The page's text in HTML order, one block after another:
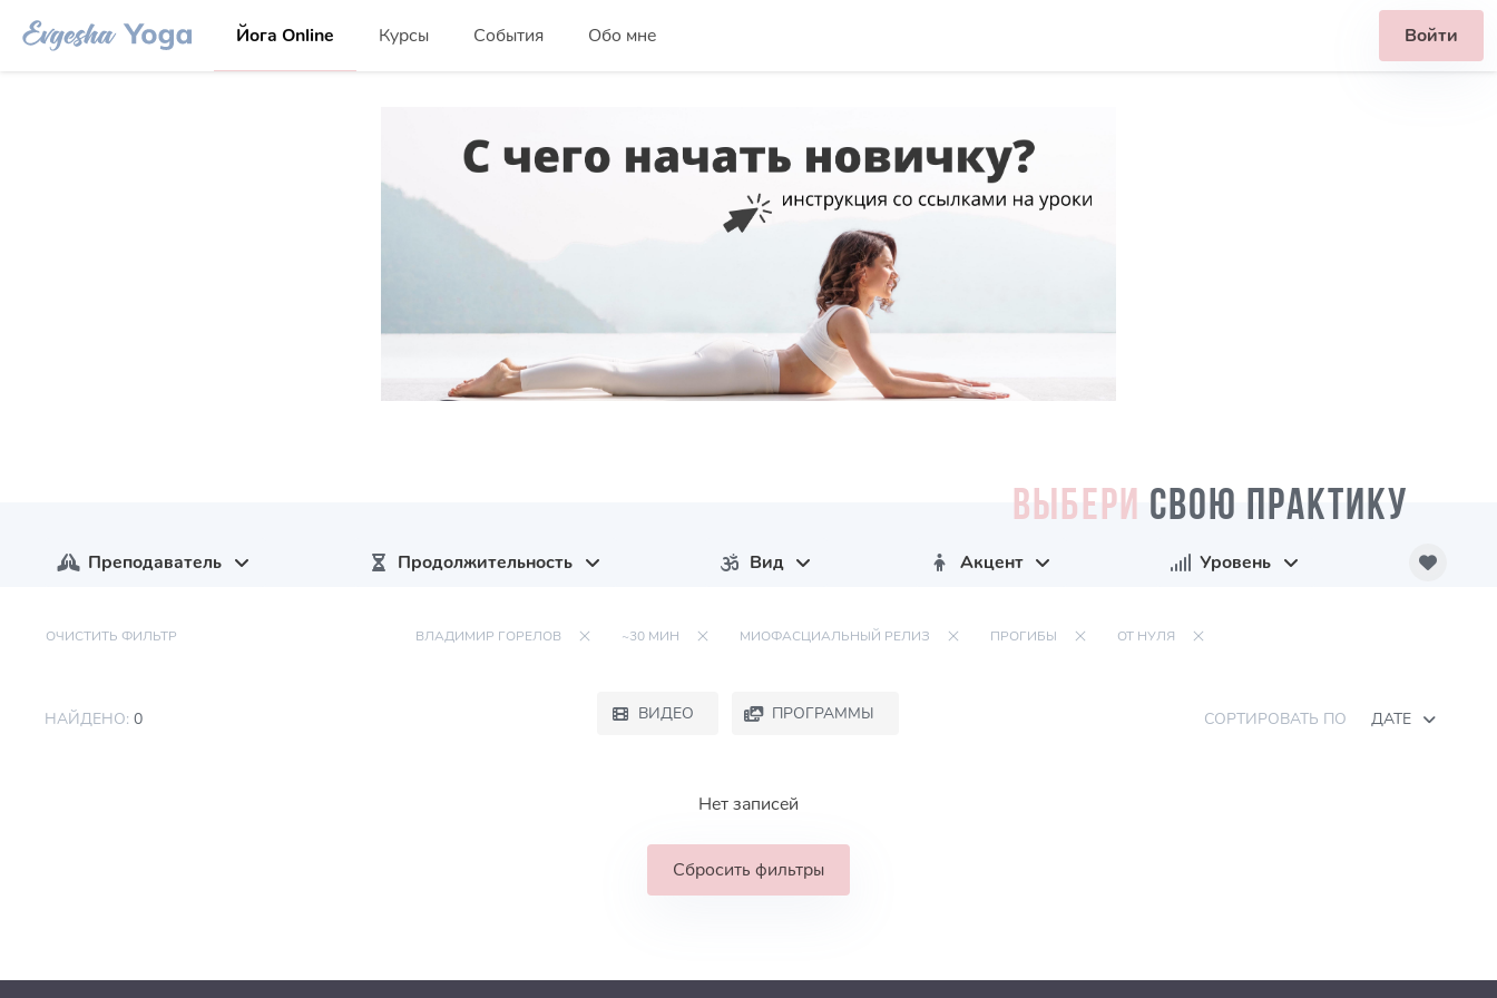
Йога Online Курсы События Обо мне Войти
ВЫБЕРИ СВОЮ ПРАКТИКУ
Преподаватель Продолжительность Вид Акцент Уровень
ОЧИСТИТЬ ФИЛЬТР ВЛАДИМИР ГОРЕЛОВ ~30 МИН МИОФАСЦИАЛЬНЫЙ РЕЛИЗ ПРОГИБЫ ОТ НУЛЯ
НАЙДЕНО: 0 ВИДЕО ПРОГРАММЫ СОРТИРОВАТЬ ПО ДАТЕ
Нет записей
Сбросить фильтры